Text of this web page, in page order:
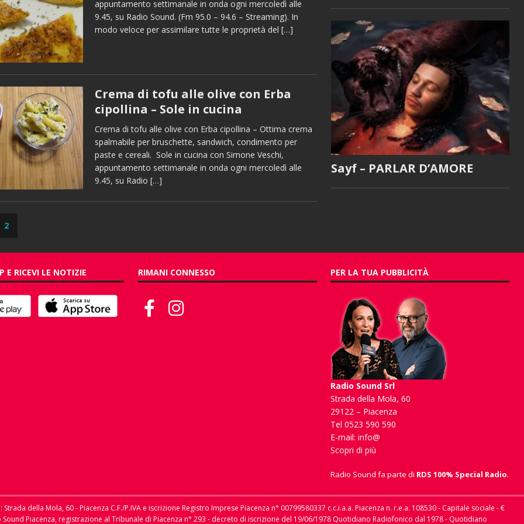
appuntamento settimanale in onda ogni mercoledì alle
9.45, su Radio Sound. (Fm 95.0 – 94.6 – Streaming). In
modo veloce per assimilare tutte le proprietà del […]
Crema di tofu alle olive con Erba
cipollina – Sole in cucina
Crema di tofu alle olive con Erba cipollina – Ottima crema
spalmabile per bruschette, sandwich, condimento per
paste e cereali. Sole in cucina con Simone Veschi,
appuntamento settimanale in onda ogni mercoledì alle
9.45, su Radio […]
2
Sayf – PARLAR D’AMORE
E RICEVI LE NOTIZIE RIMANI CONNESSO PER LA TUA PUBBLICITÀ
Radio Sound Srl
Strada della Mola, 60
29122 – Piacenza
Tel 0523 590 590
E-mail: info@
Scopri di più
Radio Sound fa parte di RDS 100% Special Radio.
della Mola, 60 - Piacenza C.F./P.IVA e iscrizione Registro Imprese Piacenza n° 00799580337 c.c.i.a.a. Piacenza n. r.e.a. 108530 - Capitale sociale - €
Sound Piacenza, registrazione al Tribunale di Piacenza n° 293 - decreto di iscrizione del 19/06/1978 Quotidiano Radiofonico dal 1978 - Quotidiano